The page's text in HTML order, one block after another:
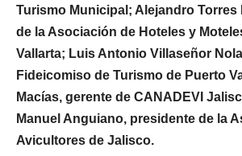
Turismo Municipal; Alejandro Torres
de la Asociación de Hoteles y
Vallarta; Luis Antonio Villaseñor
Fideicomiso de Turismo de Puerto
Macías, gerente de CANADEVI
Manuel Anguiano, presidente de la
Avicultores de Jalisco.